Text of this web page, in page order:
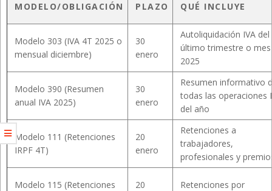
MODELO/OBLIGACIÓN PLAZO QUÉ INCLUYE
Modelo 303 (IVA 4T 2025 o
mensual diciembre)
30
enero
Autoliquidación IVA del
último trimestre o
2025
Modelo 390 (Resumen
anual IVA 2025)
30
enero
Resumen informativo
todas las operaciones
del año
Modelo 111 (Retenciones
IRPF 4T)
20
enero
Retenciones a
trabajadores,
profesionales y
Modelo 115 (Retenciones
20
Retenciones por